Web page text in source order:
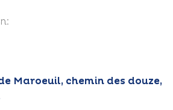
Maroeuil, chemin des douze,